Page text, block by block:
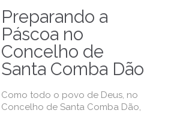
Preparando a
Páscoa no
Concelho de
Santa Comba Dão
Como todo o povo de Deus, no
Concelho de Santa Comba Dão,